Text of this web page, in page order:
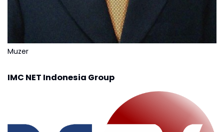
Muzer
IMC NET Indonesia Group